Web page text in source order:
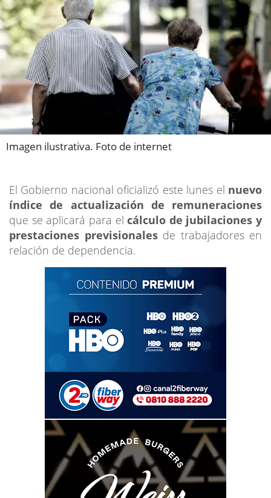
Imagen ilustrativa. Foto de internet
El Gobierno nacional oficializó este lunes el nuevo
índice de actualización de remuneraciones
que se aplicará para elcálculo de jubilaciones y
prestaciones previsionales de trabajadores en
relación de dependencia.